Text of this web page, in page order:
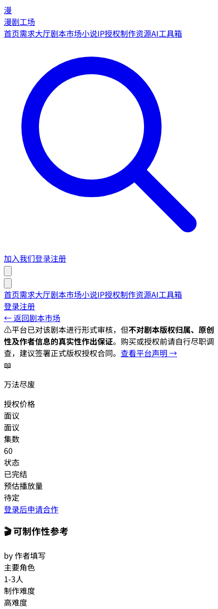
漫
漫剧工场
首页需求大厅剧本市场小说IP授权制作资源AI工具箱
加入我们登录注册
首页需求大厅剧本市场小说IP授权制作资源AI工具箱
登录注册
← 返回剧本市场
⚠️平台已对该剧本进行形式审核，但不对剧本版权归属、原创
性及作者信息的真实性作出保证。购买或授权前请自行尽职调
查，建议签署正式版权授权合同。 查看平台声明 →
📖
万法尽废
授权价格
面议
面议
集数
60
状态
已完结
预估播放量
待定
登录后申请合作
🎬 可制作性参考
by 作者填写
主要角色
1-3人
制作难度
高难度